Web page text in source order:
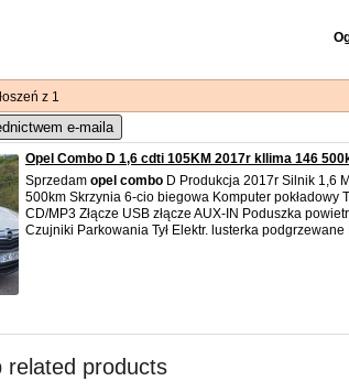
z 1
e-maila
Opel Combo D 1,6 cdti 105KM 2017r kllima 146
Sprzedam opel combo D Produkcja 2017r Silnik 1,6
500km Skrzynia 6-cio biegowa Komputer pokładowy
CD/MP3 Złącze USB złącze AUX-IN Poduszka
Czujniki Parkowania Tył Elektr. lusterka podgrzewane